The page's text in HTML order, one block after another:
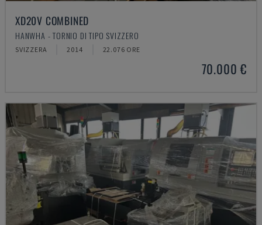
XD20V COMBINED
HANWHA - TORNIO DI TIPO SVIZZERO
SVIZZERA 2014 22.076 ORE
70.000 €